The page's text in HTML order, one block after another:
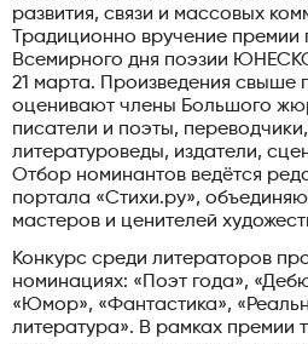
развития, связи и массовых
Традиционно вручение премии
Всемирного дня поэзии
21 марта. Произведения свыше
оценивают члены Большого
писатели и поэты,
литературоведы, издатели,
Отбор номинантов ведётся
портала «Стихи.ру»,
мастеров и ценителей
Конкурс среди литераторов
номинациях: «Поэт года»,
«Юмор», «Фантастика»,
литература». В рамках премии